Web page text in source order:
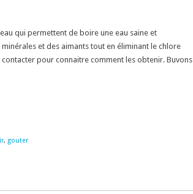
qui permettent de boire une eau saine et
et des aimants tout en éliminant le chlore
pour connaitre comment les obtenir. Buvons
, gouter